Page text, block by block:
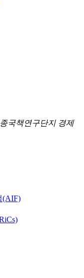
국책연구단지 경제
(AIF)